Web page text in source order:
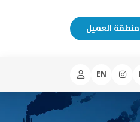
منطقة العميل
EN